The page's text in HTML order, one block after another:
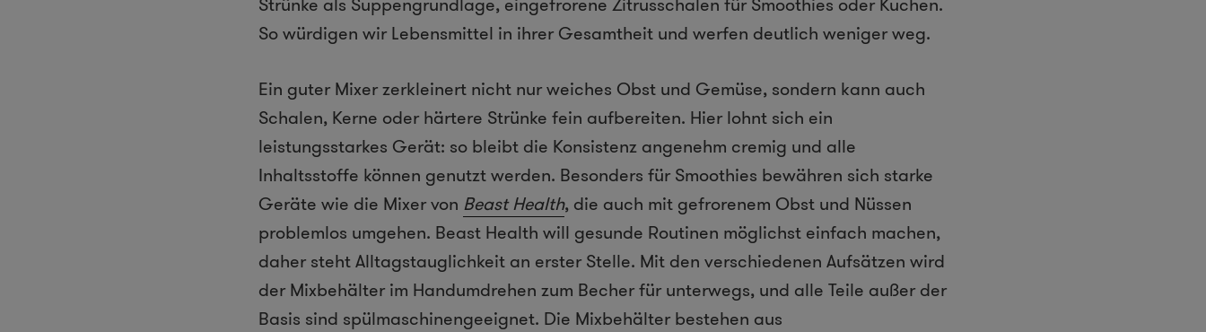
So würdigen wir Lebensmittel in ihrer Gesamtheit und werfen deutlich weniger weg.
Ein guter Mixer zerkleinert nicht nur weiches Obst und Gemüse, sondern kann auch
Schalen, Kerne oder härtere Strünke fein aufbereiten. Hier lohnt sich ein
leistungsstarkes Gerät: so bleibt die Konsistenz angenehm cremig und alle
Inhaltsstoffe können genutzt werden. Besonders für Smoothies bewähren sich starke
Geräte wie die Mixer von Beast Health, die auch mit gefrorenem Obst und Nüssen
problemlos umgehen. Beast Health will gesunde Routinen möglichst einfach machen,
daher steht Alltagstauglichkeit an erster Stelle. Mit den verschiedenen Aufsätzen wird
der Mixbehälter im Handumdrehen zum Becher für unterwegs, und alle Teile außer der
Basis sind spülmaschinengeeignet. Die Mixbehälter bestehen aus